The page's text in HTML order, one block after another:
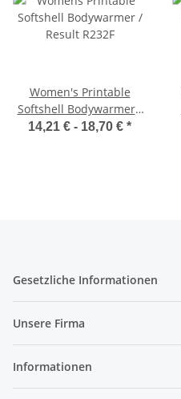
Women's Printable
Softshell Bodywarmer /
Result R232F
14,21 € - 18,70 € *
Gesetzliche Informationen
Unsere Firma
Informationen